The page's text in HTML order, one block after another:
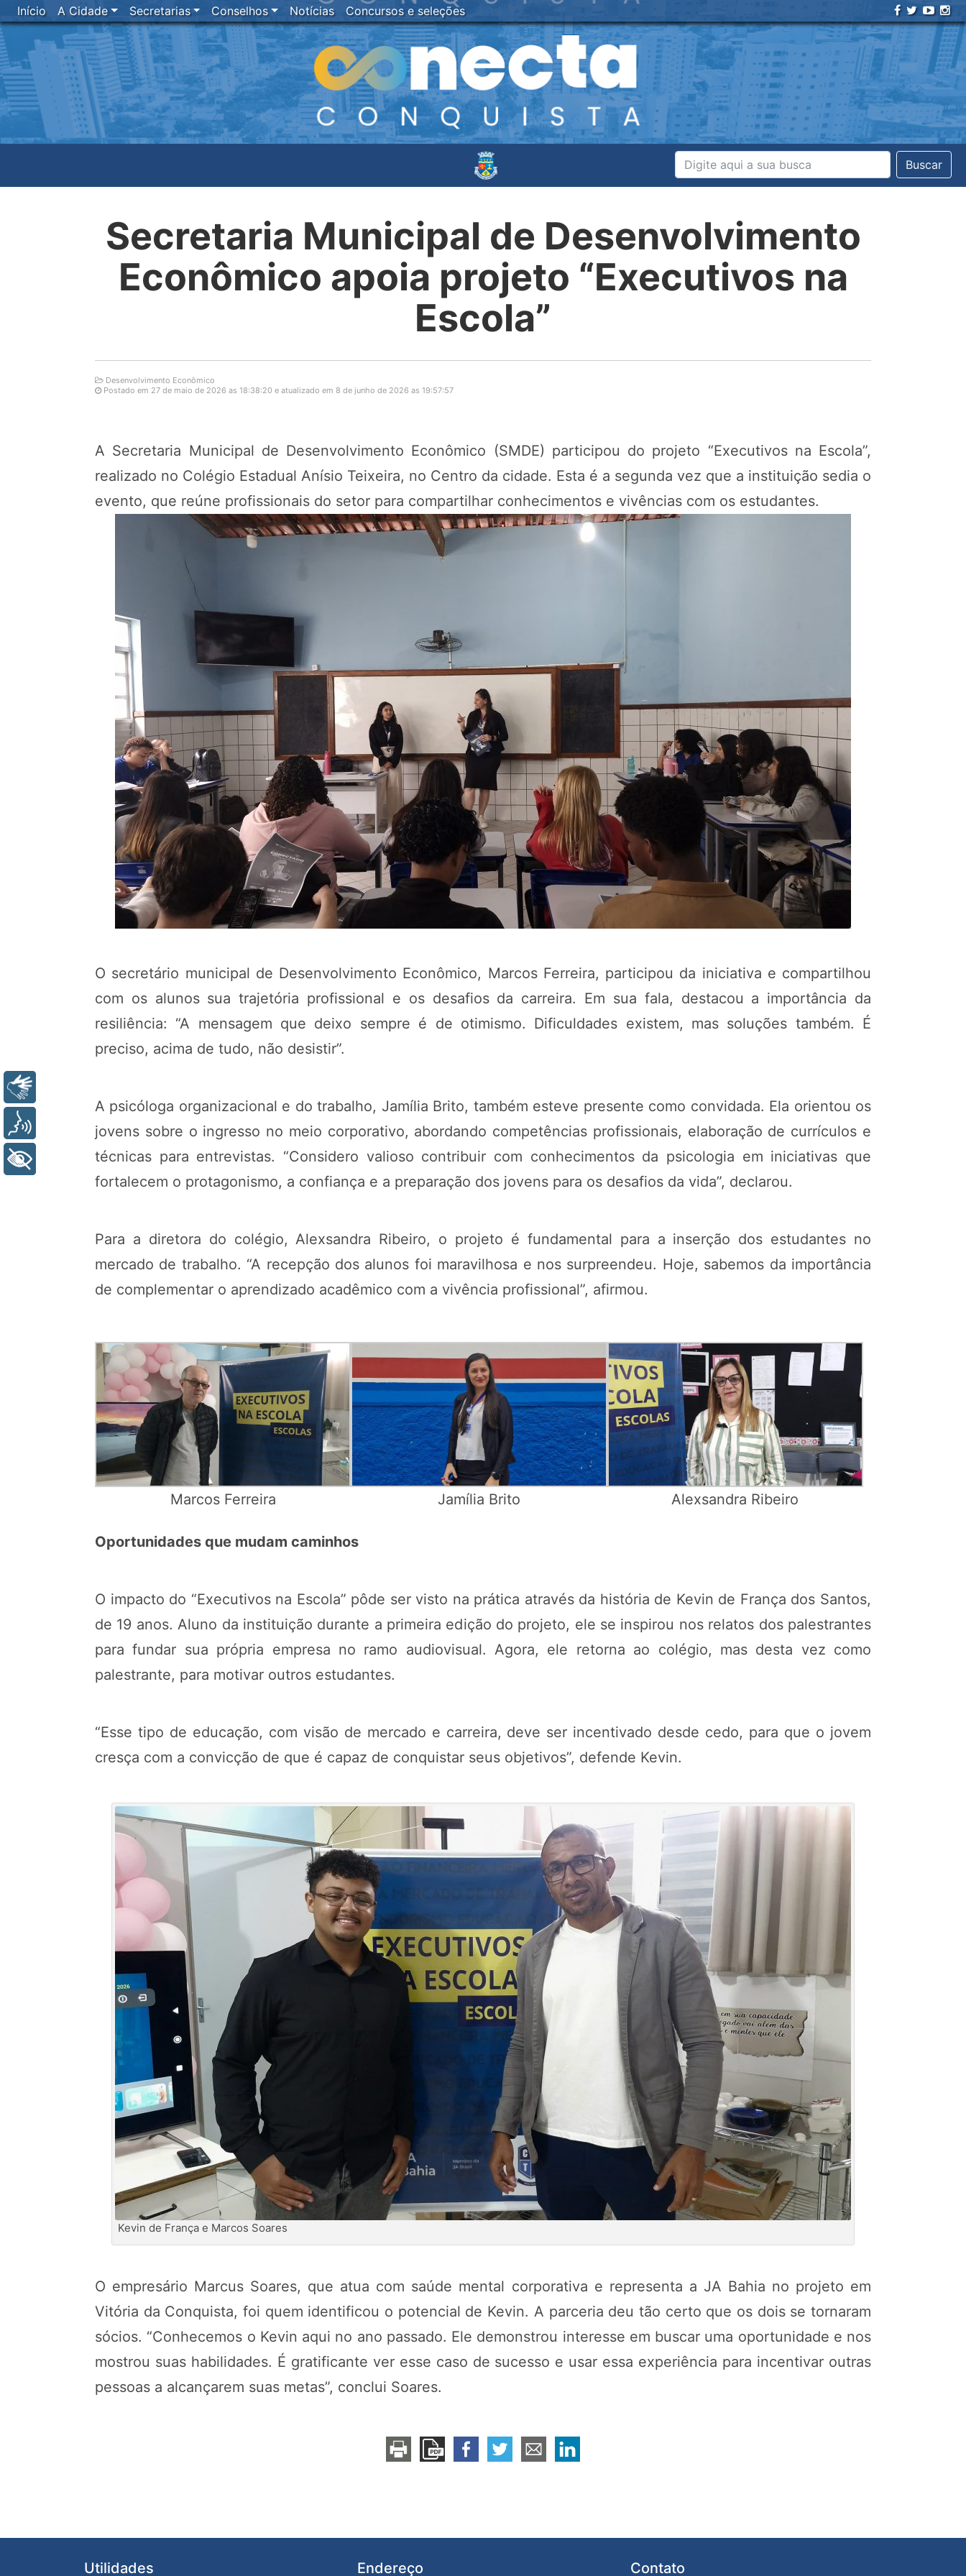
Início A Cidade Secretarias Conselhos Notícias Concursos e seleções
Buscar
Secretaria Municipal de Desenvolvimento
Econômico apoia projeto “Executivos na
Escola”
Desenvolvimento Econômico
Postado em 27 de maio de 2026 as 18:38:20 e atualizado em 8 de junho de 2026 as 19:57:57
A Secretaria Municipal de Desenvolvimento Econômico (SMDE) participou do projeto “Executivos na Escola”,
realizado no Colégio Estadual Anísio Teixeira, no Centro da cidade. Esta é a segunda vez que a instituição sedia o
evento, que reúne profissionais do setor para compartilhar conhecimentos e vivências com os estudantes.
O secretário municipal de Desenvolvimento Econômico, Marcos Ferreira, participou da iniciativa e compartilhou
com os alunos sua trajetória profissional e os desafios da carreira. Em sua fala, destacou a importância da
resiliência: “A mensagem que deixo sempre é de otimismo. Dificuldades existem, mas soluções também. É
preciso, acima de tudo, não desistir”.
A psicóloga organizacional e do trabalho, Jamília Brito, também esteve presente como convidada. Ela orientou os
jovens sobre o ingresso no meio corporativo, abordando competências profissionais, elaboração de currículos e
técnicas para entrevistas. “Considero valioso contribuir com conhecimentos da psicologia em iniciativas que
fortalecem o protagonismo, a confiança e a preparação dos jovens para os desafios da vida”, declarou.
Para a diretora do colégio, Alexsandra Ribeiro, o projeto é fundamental para a inserção dos estudantes no
mercado de trabalho. “A recepção dos alunos foi maravilhosa e nos surpreendeu. Hoje, sabemos da importância
de complementar o aprendizado acadêmico com a vivência profissional”, afirmou.
Marcos Ferreira Jamília Brito Alexsandra Ribeiro
Oportunidades que mudam caminhos
O impacto do “Executivos na Escola” pôde ser visto na prática através da história de Kevin de França dos Santos,
de 19 anos. Aluno da instituição durante a primeira edição do projeto, ele se inspirou nos relatos dos palestrantes
para fundar sua própria empresa no ramo audiovisual. Agora, ele retorna ao colégio, mas desta vez como
palestrante, para motivar outros estudantes.
“Esse tipo de educação, com visão de mercado e carreira, deve ser incentivado desde cedo, para que o jovem
cresça com a convicção de que é capaz de conquistar seus objetivos”, defende Kevin.
Kevin de França e Marcos Soares
O empresário Marcus Soares, que atua com saúde mental corporativa e representa a JA Bahia no projeto em
Vitória da Conquista, foi quem identificou o potencial de Kevin. A parceria deu tão certo que os dois se tornaram
sócios. “Conhecemos o Kevin aqui no ano passado. Ele demonstrou interesse em buscar uma oportunidade e nos
mostrou suas habilidades. É gratificante ver esse caso de sucesso e usar essa experiência para incentivar outras
pessoas a alcançarem suas metas”, conclui Soares.
Utilidades Endereço Contato
+ Acessibilidade